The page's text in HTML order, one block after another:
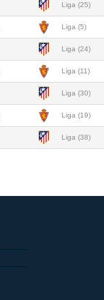
Liga (25)
Liga (5)
Liga (24)
Liga (11)
Liga (30)
Liga (19)
Liga (38)